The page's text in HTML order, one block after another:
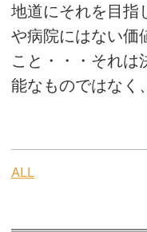
地道にそれを目指
や病院にはない価
こと・・・それは
能なものではなく
ALL